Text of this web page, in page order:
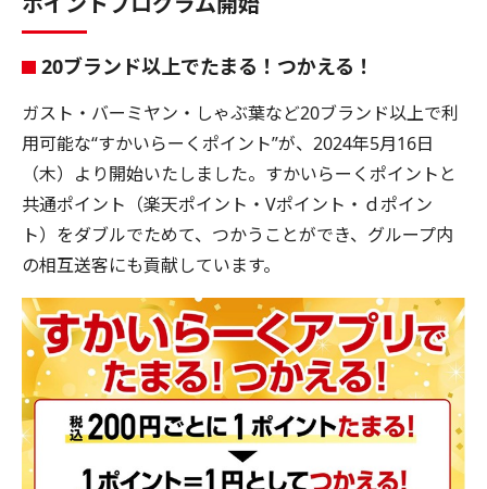
20ブランド以上でたまる！つかえる！
ガスト・バーミヤン・しゃぶ葉など20ブランド以上で利
用可能な“すかいらーくポイント”が、2024年5月16日
（木）より開始いたしました。すかいらーくポイントと
共通ポイント（楽天ポイント・Vポイント・ｄポイン
ト）をダブルでためて、つかうことができ、グループ内
の相互送客にも貢献しています。